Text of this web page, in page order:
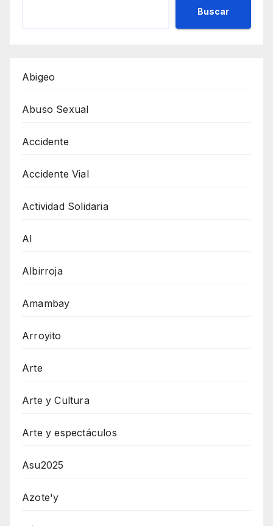
Buscar
Abigeo
Abuso Sexual
Accidente
Accidente Vial
Actividad Solidaria
AI
Albirroja
Amambay
Arroyito
Arte
Arte y Cultura
Arte y espectáculos
Asu2025
Azote'y